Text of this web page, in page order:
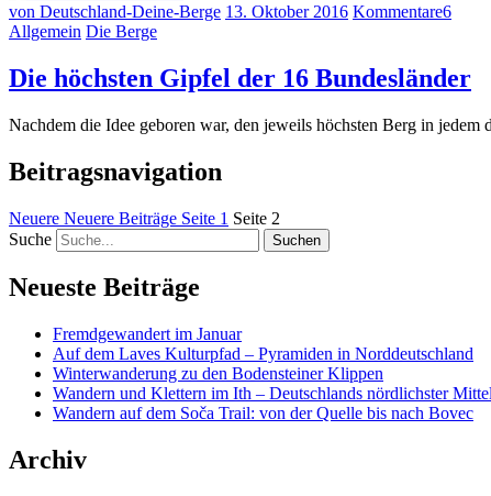
von Deutschland-Deine-Berge 13. Oktober 2016 Kommentare6
Allgemein Die Berge
Die höchsten Gipfel der 16 Bundesländer
Nachdem die Idee geboren war, den jeweils höchsten Berg in
Beitragsnavigation
Neuere Neuere Beiträge Seite 1 Seite 2
Suche
Neueste Beiträge
Fremdgewandert im Januar
Auf dem Laves Kulturpfad – Pyramiden in Norddeutschland
Winterwanderung zu den Bodensteiner Klippen
Wandern und Klettern im Ith – Deutschlands nördlichster
Wandern auf dem Soča Trail: von der Quelle bis nach Bovec
Archiv